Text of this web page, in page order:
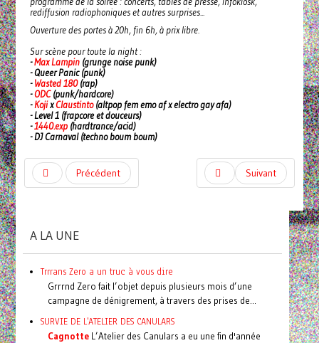
rediffusion radiophoniques et autres surprises...
Ouverture des portes à 20h, fin 6h, à prix libre.
Sur scène pour toute la night :
-Max Lampin (grunge noise punk)
- Queer Panic (punk)
-Wasted 180(rap)
-ODC(punk/hardcore)
-KojixClaustinto(altpop fem emo af x electro gay afa)
- Level 1 (frapcore et douceurs)
-1440.exp (hardtrance/acid)
- DJ Carnaval (techno boum boum)
Précédent Suivant
A LA UNE
Trrrans Zero a un truc à vous dire
Grrrnd Zero fait l’objet depuis plusieurs mois d’une
campagne de dénigrement, à travers des prises de...
SURVIE DE L'ATELIER DES CANULARS
CagnotteL’Atelier des Canulars a eu une fin d'année